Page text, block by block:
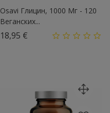
Osavi Глицин, 1000 Мг - 120
Веганских...
18,95 €